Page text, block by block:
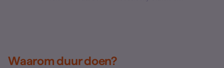
Waarom duur doen?